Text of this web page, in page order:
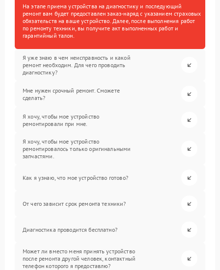
На этапе приема устройства на диагностику и последующий
ремонт вам будет предоставлен заказ-наряд с указанием страховых
обязательств на ваше устройство. Далее, после выполнения работ
по ремонту техники, вы получите акт выполненных работ и
гарантийный талон.
Я уже знаю в чем неисправность и какой
ремонт необходим. Для чего проводить
диагностику?
Мне нужен срочный ремонт. Сможете
сделать?
Я хочу, чтобы мое устройство
ремонтировали при мне.
Я хочу, чтобы мое устройство
ремонтировалось только оригинальными
запчастями.
Как я узнаю, что мое устройство готово?
От чего зависит срок ремонта техники?
Диагностика проводится бесплатно?
Может ли вместо меня принять устройство
после ремонта другой человек, контактный
телефон которого я предоставлю?